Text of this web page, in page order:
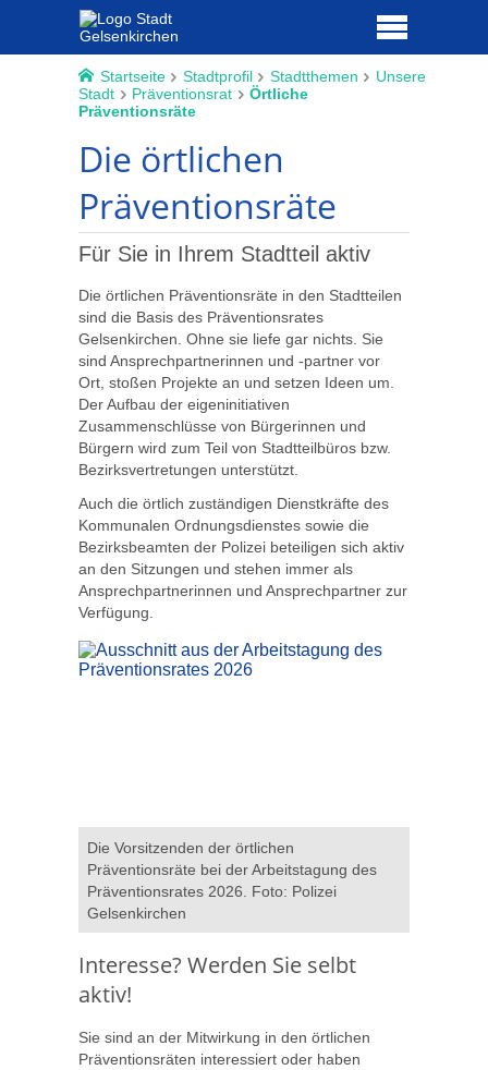
Startseite Stadtprofil Stadtthemen
Unsere
Stadt
Präventionsrat
Örtliche
Präventionsräte
Die örtlichen
Präventionsräte
Für Sie in Ihrem Stadtteil aktiv
Die örtlichen Präventionsräte in den Stadtteilen
sind die Basis des Präventionsrates
Gelsenkirchen. Ohne sie liefe gar nichts. Sie
sind Ansprechpartnerinnen und -partner vor
Ort, stoßen Projekte an und setzen Ideen um.
Der Aufbau der eigeninitiativen
Zusammenschlüsse von Bürgerinnen und
Bürgern wird zum Teil von Stadtteilbüros bzw.
Bezirksvertretungen unterstützt.
Auch die örtlich zuständigen Dienstkräfte des
Kommunalen Ordnungsdienstes sowie die
Bezirksbeamten der Polizei beteiligen sich aktiv
an den Sitzungen und stehen immer als
Ansprechpartnerinnen und Ansprechpartner zur
Verfügung.
Die Vorsitzenden der örtlichen
Präventionsräte bei der Arbeitstagung des
Präventionsrates 2026. Foto: Polizei
Gelsenkirchen
Interesse? Werden Sie selbt
aktiv!
Sie sind an der Mitwirkung in den örtlichen
Präventionsräten interessiert oder haben